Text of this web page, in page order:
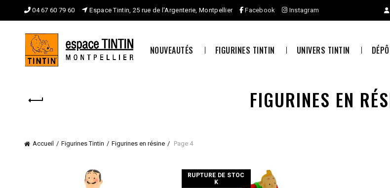
04 67 60 79 60 Espace Tintin, 25 rue de l'Argenterie, Montpellier Facebook Instagram
NOUVEAUTÉS FIGURINES TINTIN UNIVERS TINTIN
FIGURINES EN
Accueil Figurines Tintin Figurines en résine Page 4
RUPTURE DE STOC
K